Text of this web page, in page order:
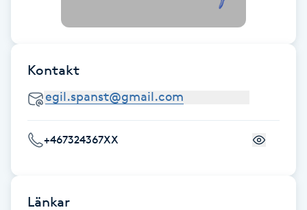
IPL hårborttagning
IR-massage
Japansk massage
K18
Kontakt
+467324367XX
Länkar